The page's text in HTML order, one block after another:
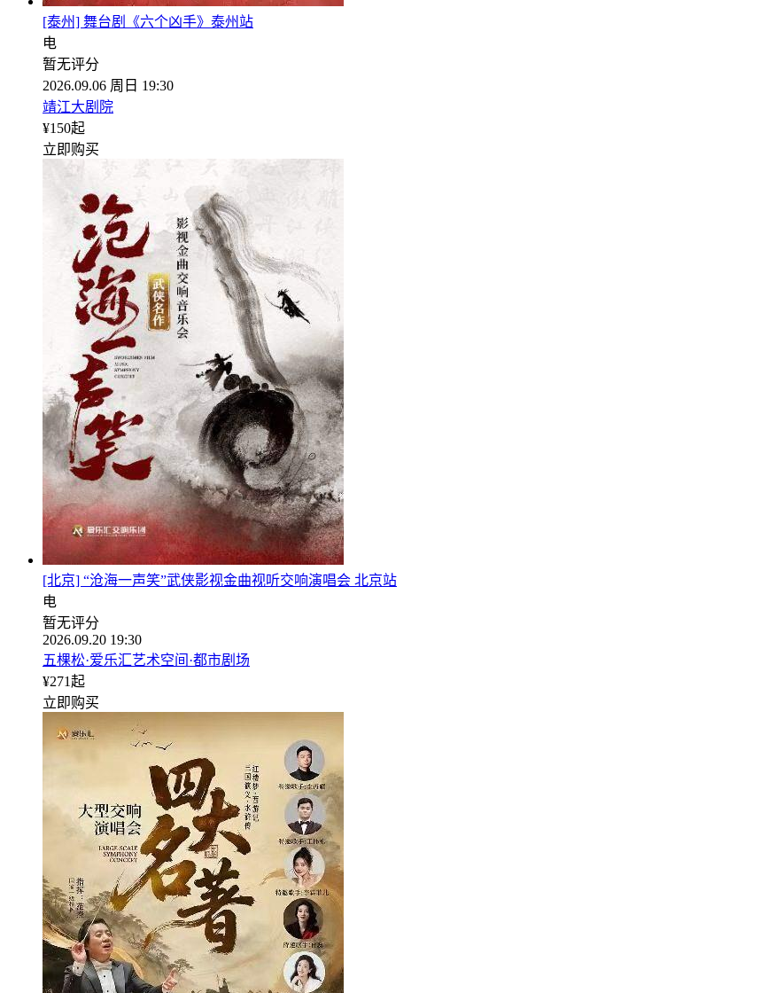
[泰州] 舞台剧《六个凶手》泰州站
电
暂无评分
2026.09.06 周日 19:30
靖江大剧院
¥150起
立即购买
[北京] “沧海一声笑”武侠影视金曲视听交响演唱会 北京站
电
暂无评分
2026.09.20 19:30
五棵松·爱乐汇艺术空间·都市剧场
¥271起
立即购买